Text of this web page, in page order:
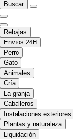
Buscar
Rebajas
Envíos 24H
Perro
Gato
Animales
Cría
La granja
Caballeros
Instalaciones exteriores
Plantas y naturaleza
Liquidación